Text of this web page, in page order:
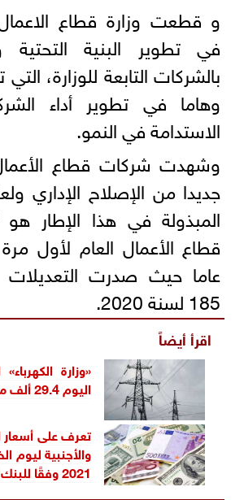
و قطعت وزارة قطاع
في تطوير البنية
بالشركات التابعة للوزارة،
وهاما في تطوير أداء
الاستدامة في النمو.
وشهدت شركات قطاع
جديدا من الإصلاح الإداري
المبذولة في هذا الإطار
عاما حيث صدرت التعديلات
185 لسنة 2020.
اقرأ أيضاً
«وزارة
اليوم 29.4 ألف ميجاوات
تعرف على أسعار
2021 وفقًا للبنك المركزي‎